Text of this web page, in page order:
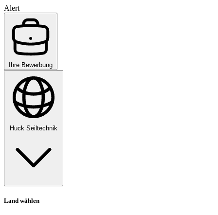
Alert
Ihre Bewerbung
Huck Seiltechnik
Land wählen